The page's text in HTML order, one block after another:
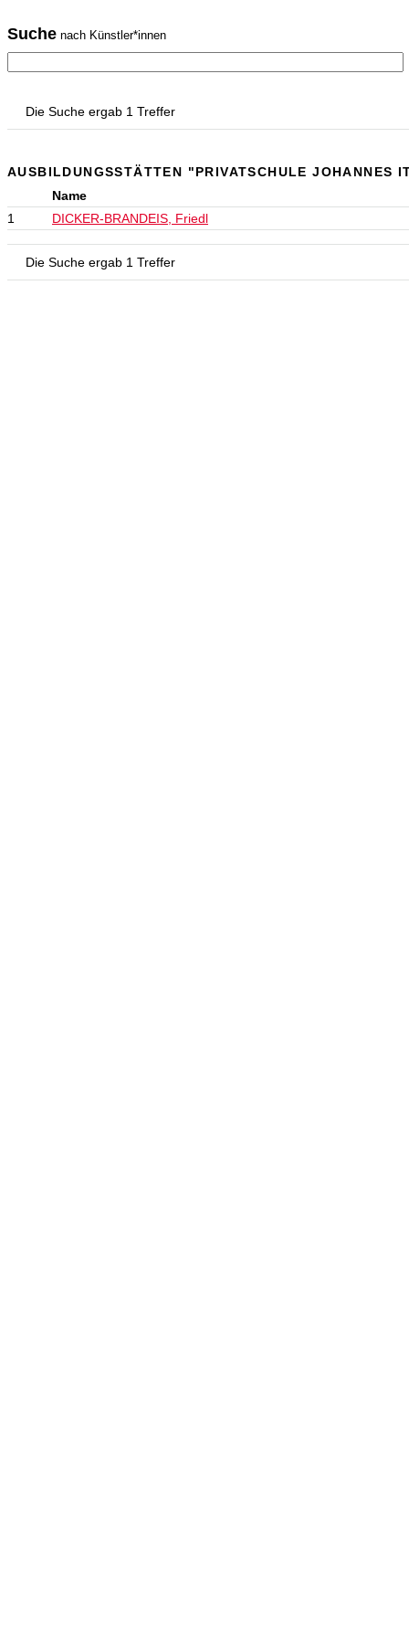
Suche nach Künstler*innen
Die Suche ergab 1 Treffer
AUSBILDUNGSSTÄTTEN "PRIVATSCHULE JOHANNES
Name
1
DICKER-BRANDEIS, Friedl
Die Suche ergab 1 Treffer